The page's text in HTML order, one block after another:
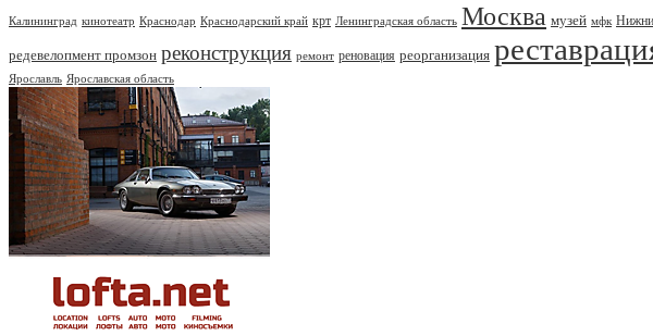
Калининград кинотеатр Краснодар Краснодарский край крт Ленинградская область Москва музей мфк
редевелопмент промзон реконструкция ремонт реновация реорганизация
Ярославль Ярославская область